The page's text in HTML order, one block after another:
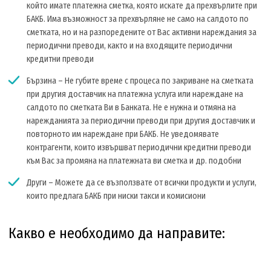
който имате платежна сметка, която искате да прехвърлите при
БАКБ. Има възможност за прехвърляне не само на салдото по
сметката, но и на разпоредените от Вас активни нареждания за
периодични преводи, както и на входящите периодични
кредитни преводи
Бързина – Не губите време с процеса по закриване на сметката
при другия доставчик на платежна услуга или нареждане на
салдото по сметката Ви в Банката. Не е нужна и отмяна на
нарежданията за периодични преводи при другия доставчик и
повторното им нареждане при БАКБ. Не уведомявате
контрагенти, които извършват периодични кредитни преводи
към Вас за промяна на платежната ви сметка и др. подобни
Други – Можете да се възползвате от всички продукти и услуги,
които предлага БАКБ при ниски такси и комисиони
Какво е необходимо да направите: